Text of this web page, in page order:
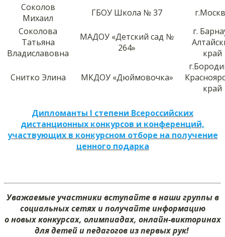
Соколов
Михаил
ГБОУ Школа № 37
Соколова
Татьяна
Владиславовна
МАДОУ «Детский сад №
264»
г.
край
Снитко Элина МКДОУ «Дюймовочка»
край
Дипломанты I степени Всероссийских
дистанционных конкурсов и конференций,
участвующих в конкурсном отборе на получение
ценного подарка
Уважаемые участники вступайте в наши группы в
социальных сетях и получайте информацию
о новых конкурсах, олимпиадах, онлайн-викторинах
для детей и педагогов из первых рук!